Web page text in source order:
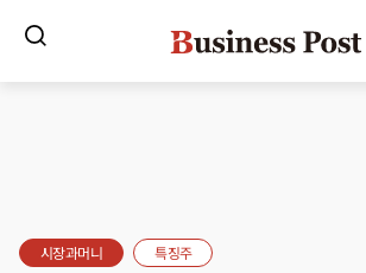
시장과머니 특징주